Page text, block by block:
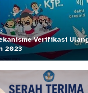
Verifikasi
2023